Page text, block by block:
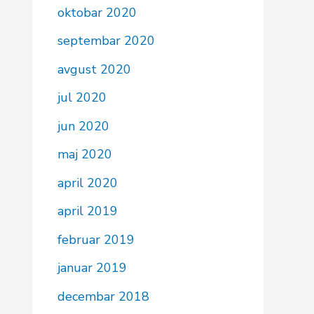
oktobar 2020
septembar 2020
avgust 2020
jul 2020
jun 2020
maj 2020
april 2020
april 2019
februar 2019
januar 2019
decembar 2018